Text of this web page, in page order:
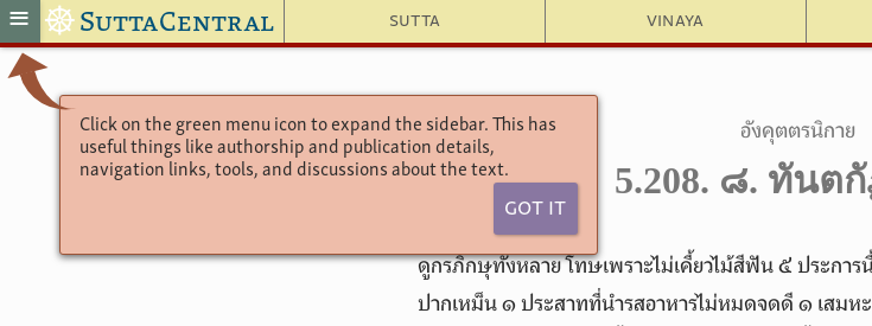
Sutta Vinaya
≡ ☸ SuttaCentral
Click on the green menu icon to expand the sidebar. This has
useful things like authorship and publication details,
navigation links, tools, and discussions about the text.
Got It
อังคุตตรนิกาย
5.208. ๘. ทันต
ดูกรภิกษุทั้งหลาย โทษเพราะไม่เคี้ยวไม้สีฟัน ๕ ประการ
ปากเหม็น ๑ ประสาทที่นำรสอาหารไม่หมดจดดี ๑ เสมห